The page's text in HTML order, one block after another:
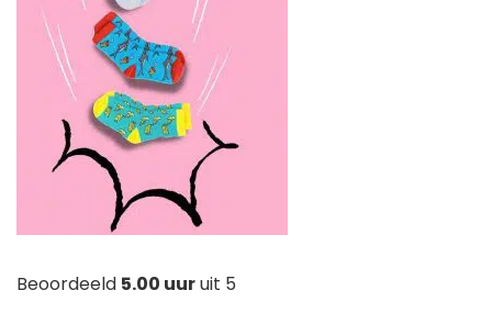
Beoordeeld 5.00 uuruit 5